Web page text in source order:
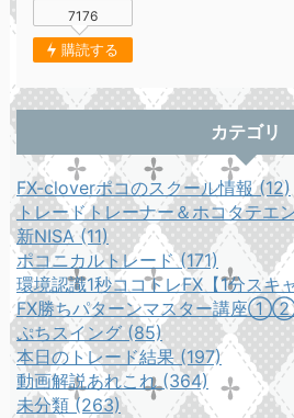
7176
購読する
カテゴリ
FX-cloverポコのスクール情報 (12)
トレードトレーナー＆ホコタテエ
新NISA (11)
ポコニカルトレード (171)
環境認識1秒ココトレFX【1分スキ
FX勝ちパターンマスター講座
ぷちスイング (85)
本日のトレード結果 (197)
動画解説あれこれ (364)
未分類 (263)